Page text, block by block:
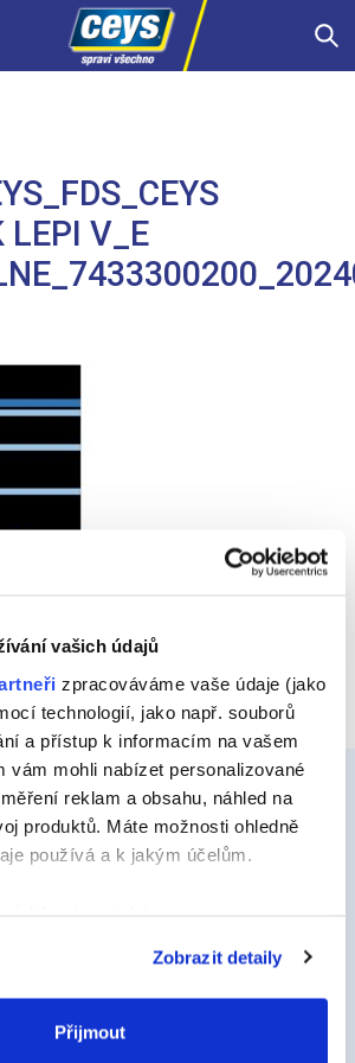
vašich údajů
zpracováváme vaše údaje (jako
technologií, jako např. souborů
a přístup k informacím na vašem
vám mohli nabízet personalizované
reklam a obsahu, náhled na
produktů. Máte možnosti ohledně
používá a k jakým účelům.
být přesné na několik metrů
vaše zařízení pomocí aktivního
konkrétní charakteristiky (otisk prstu)
Zobrazit detaily
Přijmout
LEPI V_E